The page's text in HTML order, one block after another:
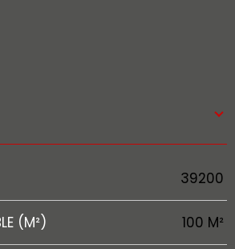
39200
(M²) 100 M²